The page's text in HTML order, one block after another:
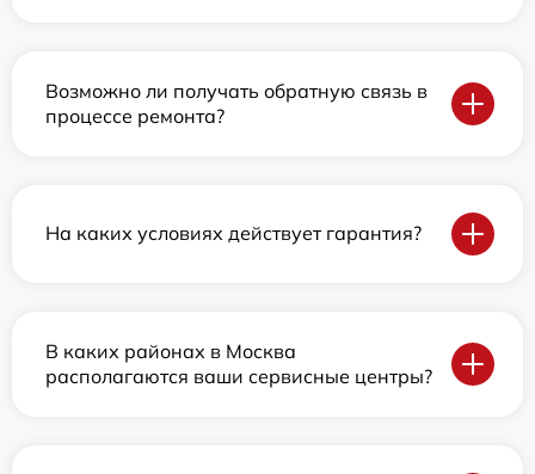
Возможно ли получать обратную связь в
процессе ремонта?
На каких условиях действует гарантия?
В каких районах в Москва
располагаются ваши сервисные центры?